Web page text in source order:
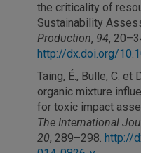
the criticality of
Sustainability
Production, 94,
http://dx.doi.org/
Taing, É., Bulle, C.
organic mixture
for toxic impact
The International
20, 289–298. http://